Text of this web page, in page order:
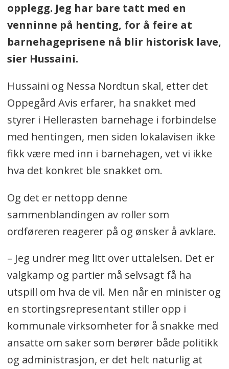
opplegg. Jeg har bare tatt med en
venninne på henting, for å feire at
barnehageprisene nå blir historisk lave,
sier Hussaini.
Hussaini og Nessa Nordtun skal, etter det
Oppegård Avis erfarer, ha snakket med
styrer i Hellerasten barnehage i forbindelse
med hentingen, men siden lokalavisen ikke
fikk være med inn i barnehagen, vet vi ikke
hva det konkret ble snakket om.
Og det er nettopp denne
sammenblandingen av roller som
ordføreren reagerer på og ønsker å avklare.
– Jeg undrer meg litt over uttalelsen. Det er
valgkamp og partier må selvsagt få ha
utspill om hva de vil. Men når en minister og
en stortingsrepresentant stiller opp i
kommunale virksomheter for å snakke med
ansatte om saker som berører både politikk
og administrasjon, er det helt naturlig at